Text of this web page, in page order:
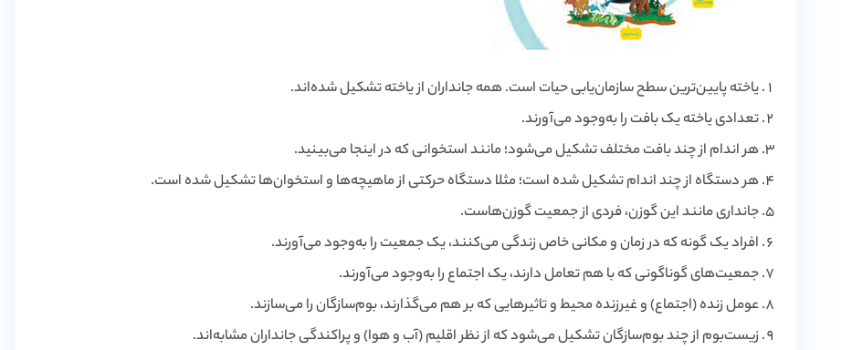
یاخته پایین‌ترین سطح سازمان‌یابی حیات است. همه جانداران از یاخته تشکیل شده‌اند.
تعدادی یاخته یک بافت را به‌وجود می‌آورند.
هر اندام از چند بافت مختلف تشکیل می‌شود؛ مانند استخوانی که در اینجا می‌بینید.
هر دستگاه از چند اندام تشکیل شده است؛ مثلا دستگاه حرکتی از ماهیچه‌ها و استخوان‌ها تشکیل شده است.
جانداری مانند این گوزن، فردی از جمعیت گوزن‌هاست.
افراد یک گونه که در زمان و مکانی خاص زندگی می‌کنند، یک جمعیت را به‌وجود می‌آورند.
جمعیت‌های گوناگونی که با هم تعامل دارند، یک اجتماع را به‌وجود می‌آورند.
عومل زنده (اجتماع) و غیرزنده محیط و تاثیرهایی که بر هم می‌گذارند، بوم‌سازگان را می‌سازند.
زیست‌بوم از چند بوم‌سازگان تشکیل می‌شود که از نظر اقلیم (آب و هوا) و پراکندگی جانداران مشابه‌اند.